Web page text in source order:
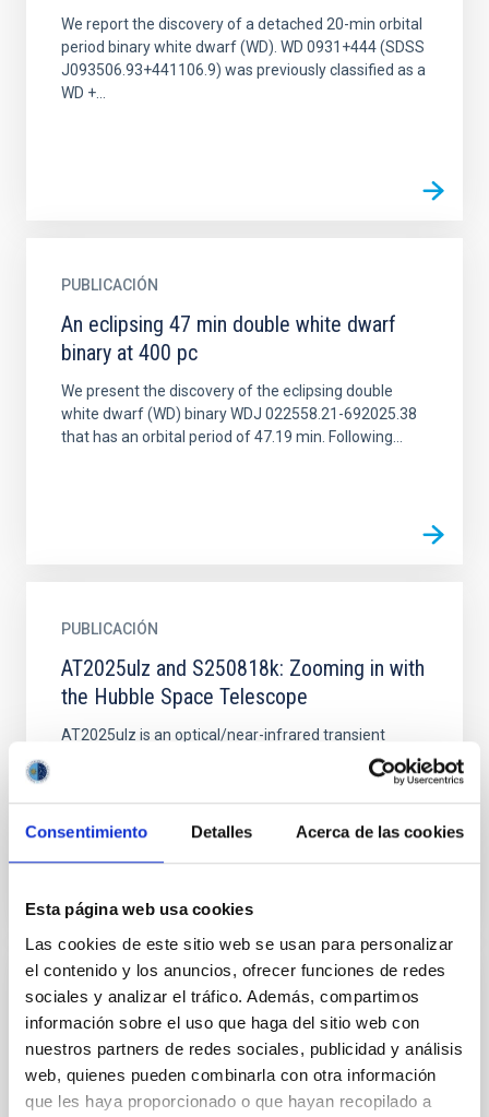
Consentimiento Detalles Acerca de las cookies
Esta página web usa cookies
Las cookies de este sitio web se usan para personalizar
el contenido y los anuncios, ofrecer funciones de redes
sociales y analizar el tráfico. Además, compartimos
información sobre el uso que haga del sitio web con
nuestros partners de redes sociales, publicidad y análisis
web, quienes pueden combinarla con otra información
que les haya proporcionado o que hayan recopilado a
We report the discovery of a detached 20-min orbital
period binary white dwarf (WD). WD 0931+444 (SDSS
J093506.93+441106.9) was previously classified as a
WD +...
PUBLICACIÓN
An eclipsing 47 min double white dwarf
binary at 400 pc
We present the discovery of the eclipsing double
white dwarf (WD) binary WDJ 022558.21-692025.38
that has an orbital period of 47.19 min. Following...
PUBLICACIÓN
AT2025ulz and S250818k: Zooming in with
the Hubble Space Telescope
AT2025ulz is an optical/near-infrared transient
gravitational wave (GW) event S250818k. Its young
age (≲1 day)...
NOTICIA
Charla pública: «Ondas gravitacionales. Los
sonidos del Universo»
Mañana viernes, 22 de noviembre, a las 19 horas, en